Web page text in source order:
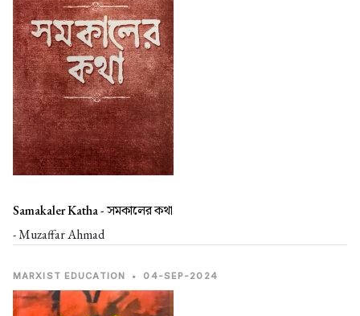
Samakaler Katha -সমকালের কথা
- Muzaffar Ahmad
MARXIST EDUCATION • 04-SEP-2024